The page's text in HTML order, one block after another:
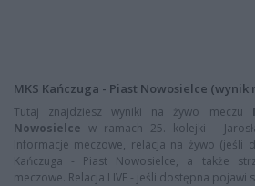
MKS Kańczuga - Piast Nowosielce
Tutaj znajdziesz wyniki na żywo meczu
Nowosielce w ramach 25. kolejki -
Informacje meczowe, relacja na żywo (jeśli
Kańczuga - Piast Nowosielce, a także
meczowe. Relacja LIVE - jeśli dostępna pojawi